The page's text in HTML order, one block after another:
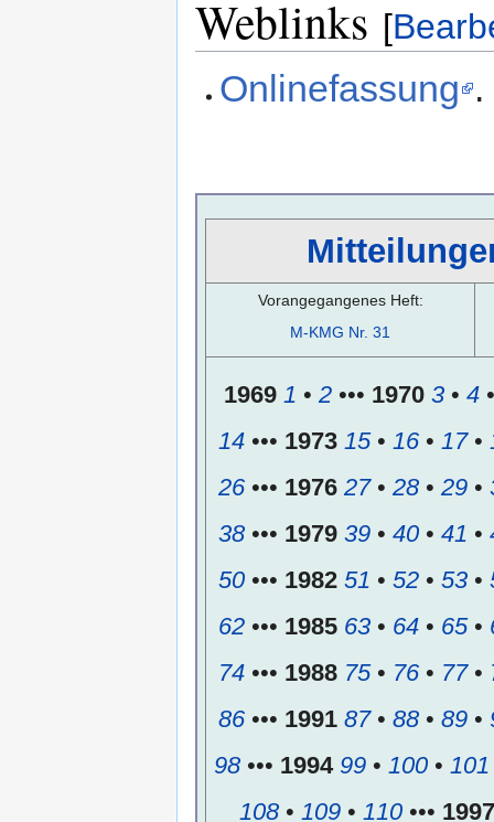
Weblinks [
Onlinefassung .
Vorangegangenes Heft:
M-KMG Nr. 31
1969 1 • 2••• 1970 3• 4
14••• 1973 15• 16• 17•
26••• 1976 27• 28• 29•
38••• 1979 39• 40• 41 •
50••• 1982 51 • 52• 53•
62••• 1985 63• 64• 65•
74••• 1988 75• 76• 77•
86••• 1991 87• 88• 89•
98••• 1994 99• 100• 101
108• 109• 110••• 1997